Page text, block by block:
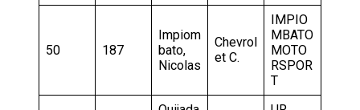
50 187
Impiom
bato,
Nicolas
Chevrol
et C.
IMPIO
MBATO
MOTO
RSPOR
T